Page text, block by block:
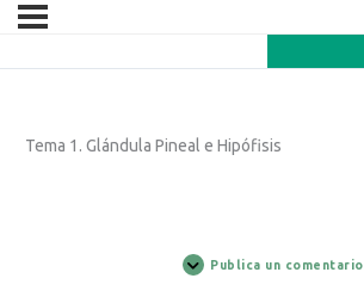
Tema 1. Glándula Pineal e Hipófisis
Publica un comentario